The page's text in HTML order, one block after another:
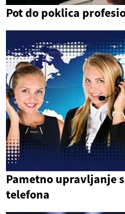
Pot do poklica
Pametno upravljanje
telefona